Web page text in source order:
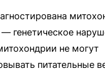
генетическое
не могут
питательные